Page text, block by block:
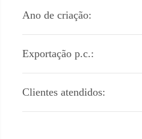
Ano de criação:
Exportação p.c.:
Clientes atendidos: